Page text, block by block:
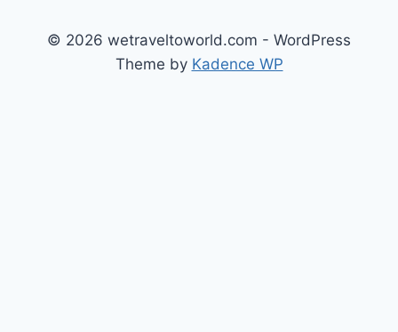
© 2026 wetraveltoworld.com - WordPress
Theme by Kadence WP